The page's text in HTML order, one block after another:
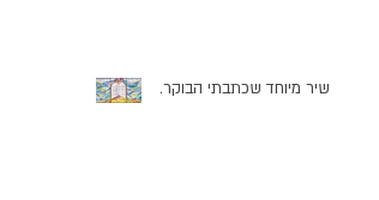
שיר מיוחד שכתבתי הבוקר.